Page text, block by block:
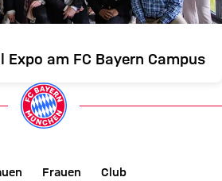
Expo am FC Bayern Campus
Frauen
Club